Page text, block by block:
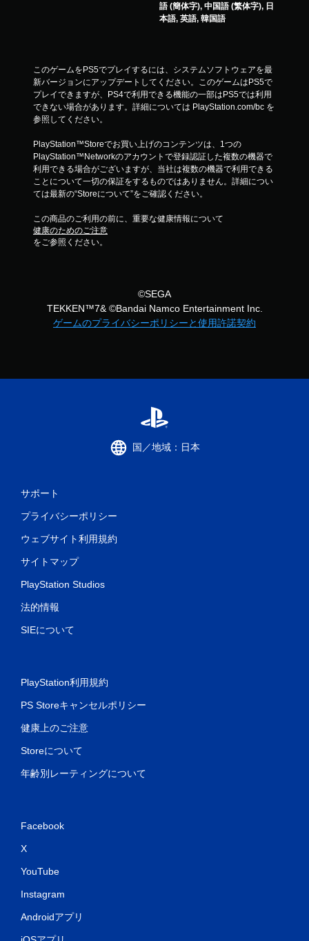
語 (簡体字), 中国語 (繁体字), 日
本語, 英語, 韓国語
このゲームをPS5でプレイするには、システムソフトウェアを最
新バージョンにアップデートしてください。このゲームはPS5で
プレイできますが、PS4で利用できる機能の一部はPS5では利用
できない場合があります。詳細については PlayStation.com/bc を
参照してください。
PlayStation™Storeでお買い上げのコンテンツは、1つの
PlayStation™Networkのアカウントで登録認証した複数の機器で
利用できる場合がございますが、当社は複数の機器で利用できる
ことについて一切の保証をするものではありません。詳細につい
ては最新の“Storeについて”をご確認ください。
この商品のご利用の前に、重要な健康情報について
健康のためのご注意
をご参照ください。
©SEGA
TEKKEN™7& ©Bandai Namco Entertainment Inc.
ゲームのプライバシーポリシーと使用許諾契約
国／地域：日本
サポート
プライバシーポリシー
ウェブサイト利用規約
サイトマップ
PlayStation Studios
法的情報
SIEについて
PlayStation利用規約
PS Storeキャンセルポリシー
健康上のご注意
Storeについて
年齢別レーティングについて
Facebook
X
YouTube
Instagram
Androidアプリ